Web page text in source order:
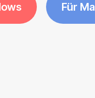
Für